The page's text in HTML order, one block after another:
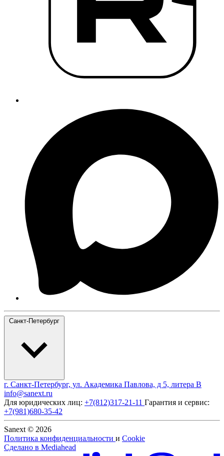
Санкт-Петербург
г. Санкт-Петербург, ул. Академика Павлова, д 5, литера В
info@sanext.ru
Для юридических лиц: +7(812)317-21-11 Гарантия и сервис:
+7(981)680-35-42
Sanext © 2026
Политика конфиденциальности и Cookie
Сделано в Mediahead